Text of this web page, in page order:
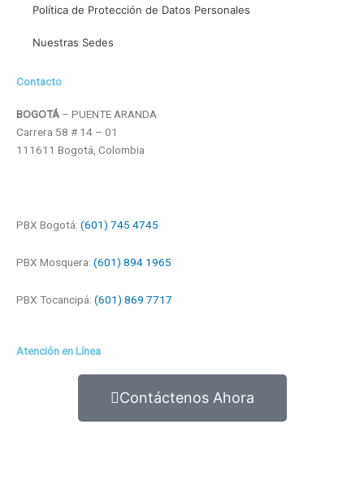
Política de Protección de Datos Personales
Nuestras Sedes
Contacto
BOGOTÁ – PUENTE ARANDA
Carrera 58 # 14 – 01
111611 Bogotá, Colombia
PBX Bogotá: (601) 745 4745
PBX Mosquera: (601) 894 1965
PBX Tocancipá: (601) 869 7717
Atención en Línea
Contáctenos Ahora